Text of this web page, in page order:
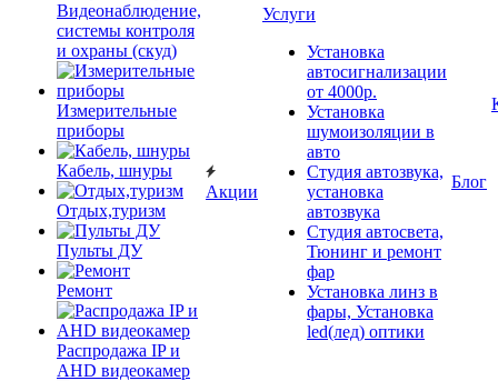
Видеонаблюдение,
системы контроля
и охраны (скуд)
Измерительные
приборы
Кабель, шнуры
Отдых,туризм
Пульты ДУ
Ремонт
Распродажа IP и
AHD видеокамер
Акции
Услуги
Установка
автосигнализации
от 4000р.
Установка
шумоизоляции в
авто
Студия автозвука,
установка
автозвука
Студия автосвета,
Тюнинг и ремонт
фар
Установка линз в
фары, Установка
led(лед) оптики
Блог